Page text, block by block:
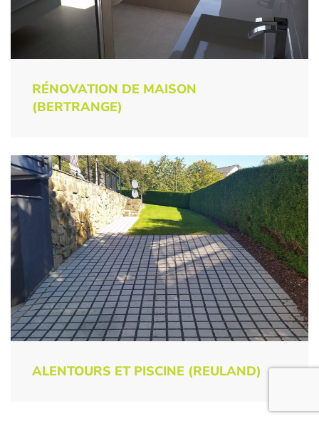
RÉNOVATION DE MAISON
(BERTRANGE)
ALENTOURS ET PISCINE (REULAND)